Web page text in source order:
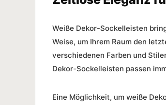
Weiße Dekor-Sockelleisten
Weise, um Ihrem Raum den
verschiedenen Farben und
Dekor-Sockelleisten passen
Eine Möglichkeit, um weiße